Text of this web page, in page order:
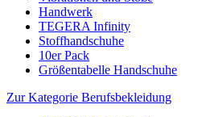
Handwerk
TEGERA Infinity
Stoffhandschuhe
10er Pack
Größentabelle Handschuhe
Zur Kategorie Berufsbekleidung